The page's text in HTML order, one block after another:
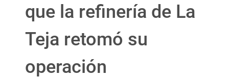
que la refinería de La
Teja retomó su
operación